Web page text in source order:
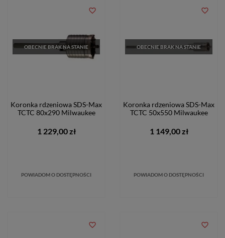
OBECNIE BRAK NA STANIE
Koronka rdzeniowa SDS-Max
TCTC 80x290 Milwaukee
1 229,00 zł
POWIADOM O DOSTĘPNOŚCI
favorite_border
OBECNIE BRAK NA STANIE
Koronka rdzeniowa SDS-Max
TCTC 50x550 Milwaukee
1 149,00 zł
POWIADOM O DOSTĘPNOŚCI
favorite_border
favorite_border favorite_border